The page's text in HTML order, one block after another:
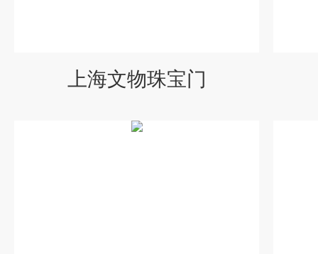
上海文物珠宝门